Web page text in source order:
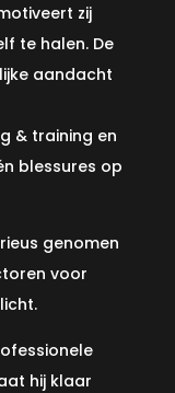
zij
te halen. De
aandacht
& training en
blessures op
genomen
voor
hij klaar